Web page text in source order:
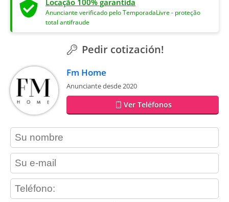
Anunciante verificado pelo TemporadaLivre - proteção
total antifraude
Pedir cotización!
Fm Home
Anunciante desde 2020
Ver Teléfonos
contact_name
contact_email
contact_phone